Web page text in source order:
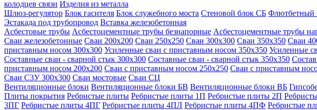
колодцев связи Изделия из металла
Шлюз-регулятор Блок гасителя Блок служебного моста Стеновой блок СБ Флютбетный
Эстакада под трубопровод Вставка железобетонная
Асбестовые трубы Асбестоцементные трубы безнапорные Асбестоцементные трубы
Сваи железобетонные Сваи 200х200 Сваи 250х250 Сваи 300х300 Сваи 350х350 Сваи
приставным носом 300х300 Усиленные сваи с приставным носом 350х350 Усиленные
Составные сваи - сварной стык 300х300 Составные сваи - сварной стык 350х350
приставным носом 200х200 Сваи с приставным носом 250х250 Сваи с приставным
Сваи С3У 300х300 Сваи мостовые Сваи СЦ
Вентиляционные блоки Вентиляционные блоки БВ Вентиляционные блоки ВБ
Плиты покрытия Ребристые плиты Ребристые плиты 1П Ребристые плиты 2П
3ПГ Ребристые плиты 4ПГ Ребристые плиты 4ПЛ Ребристые плиты 4ПФ Ребристые